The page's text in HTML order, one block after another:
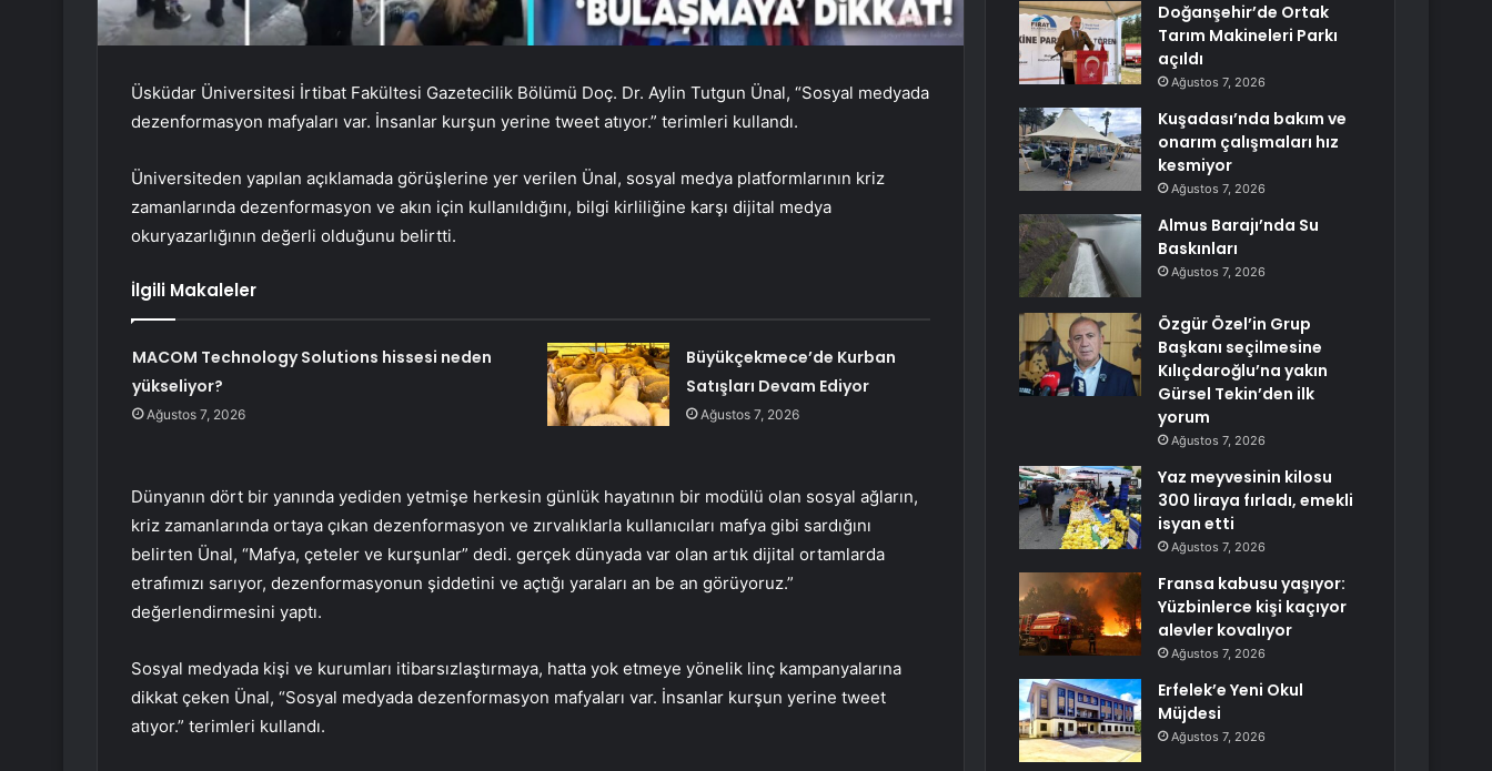
Üsküdar Üniversitesi İrtibat Fakültesi Gazetecilik Bölümü Doç. Dr. Aylin Tutgun Ünal, “Sosyal medyada
dezenformasyon mafyaları var. İnsanlar kurşun yerine tweet atıyor.” terimleri kullandı.
Üniversiteden yapılan açıklamada görüşlerine yer verilen Ünal, sosyal medya platformlarının kriz
zamanlarında dezenformasyon ve akın için kullanıldığını, bilgi kirliliğine karşı dijital medya
okuryazarlığının değerli olduğunu belirtti.
İlgili Makaleler
MACOM Technology Solutions hissesi neden
yükseliyor?
Ağustos 7, 2026
Büyükçekmece’de Kurban
Satışları Devam Ediyor
Ağustos 7, 2026
Dünyanın dört bir yanında yediden yetmişe herkesin günlük hayatının bir modülü olan sosyal ağların,
kriz zamanlarında ortaya çıkan dezenformasyon ve zırvalıklarla kullanıcıları mafya gibi sardığını
belirten Ünal, “Mafya, çeteler ve kurşunlar” dedi. gerçek dünyada var olan artık dijital ortamlarda
etrafımızı sarıyor, dezenformasyonun şiddetini ve açtığı yaraları an be an görüyoruz.”
değerlendirmesini yaptı.
Sosyal medyada kişi ve kurumları itibarsızlaştırmaya, hatta yok etmeye yönelik linç kampanyalarına
dikkat çeken Ünal, “Sosyal medyada dezenformasyon mafyaları var. İnsanlar kurşun yerine tweet
atıyor.” terimleri kullandı.
Doğanşehir’de Ortak
Tarım Makineleri Parkı
açıldı
Ağustos 7, 2026
Kuşadası’nda bakım ve
onarım çalışmaları hız
kesmiyor
Ağustos 7, 2026
Almus Barajı’nda Su
Baskınları
Ağustos 7, 2026
Özgür Özel’in Grup
Başkanı seçilmesine
Kılıçdaroğlu’na yakın
Gürsel Tekin’den ilk
yorum
Ağustos 7, 2026
Yaz meyvesinin kilosu
300 liraya fırladı, emekli
isyan etti
Ağustos 7, 2026
Fransa kabusu yaşıyor:
Yüzbinlerce kişi kaçıyor
alevler kovalıyor
Ağustos 7, 2026
Erfelek’e Yeni Okul
Müjdesi
Ağustos 7, 2026